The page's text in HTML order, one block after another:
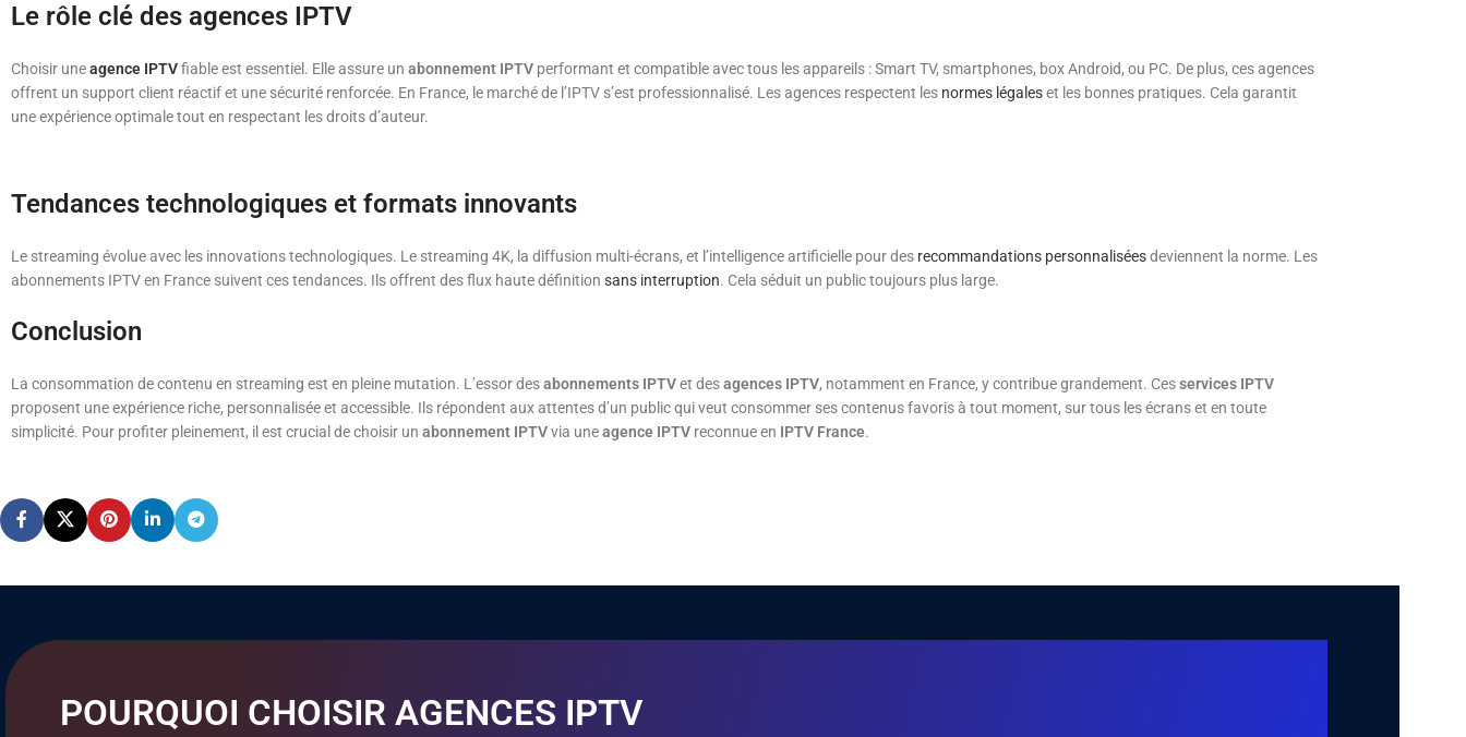
Le rôle clé des agences IPTV
Choisir uneagence IPTVfiable est essentiel. Elle assure un abonnement IPTV performant et compatible avec tous les appareils : Smart TV, smartphones, box Android, ou PC. De plus, ces agences
offrent un support client réactif et une sécurité renforcée. En France, le marché de l’IPTV s’est professionnalisé. Les agences respectent les normes légaleset les bonnes pratiques. Cela garantit
une expérience optimale tout en respectant les droits d’auteur.
Tendances technologiques et formats innovants
Le streaming évolue avec les innovations technologiques. Le streaming 4K, la diffusion multi-écrans, et l’intelligence artificielle pour des recommandations personnaliséesdeviennent la norme. Les
abonnements IPTV en France suivent ces tendances. Ils offrent des flux haute définition sans interruption. Cela séduit un public toujours plus large.
Conclusion
La consommation de contenu en streaming est en pleine mutation. L’essor desabonnements IPTVet desagences IPTV, notamment en France, y contribue grandement. Cesservices IPTV
proposent une expérience riche, personnalisée et accessible. Ils répondent aux attentes d’un public qui veut consommer ses contenus favoris à tout moment, sur tous les écrans et en toute
simplicité. Pour profiter pleinement, il est crucial de choisir un abonnement IPTVvia uneagence IPTV reconnue en IPTV France.
POURQUOI CHOISIR AGENCES IPTV